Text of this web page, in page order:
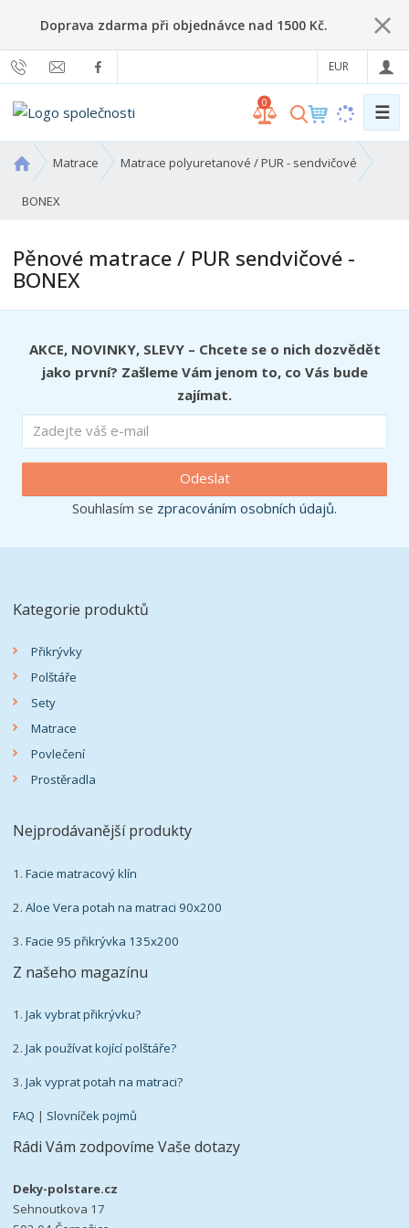
Doprava zdarma při objednávce nad 1500 Kč.
EUR
V
h
t
0 ☰
v
o
í
s
a
Matrace Matrace polyuretanové / PUR - sendvičové
BONEX
Pěnové matrace / PUR sendvičové -
BONEX
AKCE, NOVINKY, SLEVY – Chcete se o nich dozvědět
jako první? Zašleme Vám jenom to, co Vás bude
zajímat.
Odeslat
Souhlasím se zpracováním osobních údajů.
Kategorie produktů
Přikrývky
Polštáře
Sety
Matrace
Povlečení
Prostěradla
Nejprodávanější produkty
1.Facie matracový klín
2.Aloe Vera potah na matraci 90x200
3.Facie 95 přikrývka 135x200
Z našeho magazínu
1.Jak vybrat přikrývku?
2.Jak používat kojící polštáře?
3.Jak vyprat potah na matraci?
FAQ | Slovníček pojmů
Rádi Vám zodpovíme Vaše dotazy
Deky-polstare.cz
Sehnoutkova 17